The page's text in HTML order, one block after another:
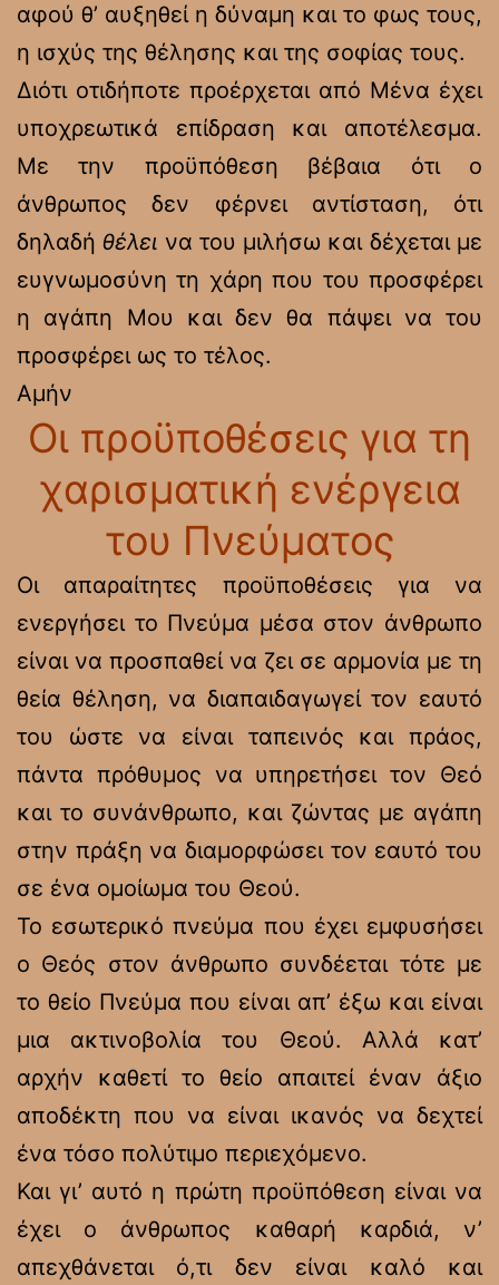
αφού θ’ αυξηθεί η δύναμη και το φως τους,
η ισχύς της θέλησης και της σοφίας τους.
Διότι οτιδήποτε προέρχεται από Μένα έχει
υποχρεωτικά επίδραση και αποτέλεσμα.
Με την προϋπόθεση βέβαια ότι ο
άνθρωπος δεν φέρνει αντίσταση, ότι
δηλαδή θέλει να του μιλήσω και δέχεται με
ευγνωμοσύνη τη χάρη που του προσφέρει
η αγάπη Μου και δεν θα πάψει να του
προσφέρει ως το τέλος.
Αμήν
Οι προϋποθέσεις για τη
χαρισματική ενέργεια
του Πνεύματος
Οι απαραίτητες προϋποθέσεις για να
ενεργήσει το Πνεύμα μέσα στον άνθρωπο
είναι να προσπαθεί να ζει σε αρμονία με τη
θεία θέληση, να διαπαιδαγωγεί τον εαυτό
του ώστε να είναι ταπεινός και πράος,
πάντα πρόθυμος να υπηρετήσει τον Θεό
και το συνάνθρωπο, και ζώντας με αγάπη
στην πράξη να διαμορφώσει τον εαυτό του
σε ένα ομοίωμα του Θεού.
Το εσωτερικό πνεύμα που έχει εμφυσήσει
ο Θεός στον άνθρωπο συνδέεται τότε με
το θείο Πνεύμα που είναι απ’ έξω και είναι
μια ακτινοβολία του Θεού. Αλλά κατ’
αρχήν καθετί το θείο απαιτεί έναν άξιο
αποδέκτη που να είναι ικανός να δεχτεί
ένα τόσο πολύτιμο περιεχόμενο.
Και γι’ αυτό η πρώτη προϋπόθεση είναι να
έχει ο άνθρωπος καθαρή καρδιά, ν’
απεχθάνεται ό,τι δεν είναι καλό και